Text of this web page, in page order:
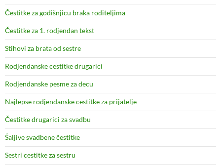
Čestitke za godišnjicu braka roditeljima
Čestitke za 1. rodjendan tekst
Stihovi za brata od sestre
Rodjendanske cestitke drugarici
Rodjendanske pesme za decu
Najlepse rodjendanske cestitke za prijatelje
Čestitke drugarici za svadbu
Šaljive svadbene čestitke
Sestri cestitke za sestru